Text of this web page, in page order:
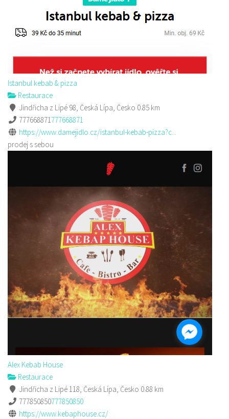
Istanbul kebab & pizza
Restaurace
Jindřicha z Lipé 98, Česká Lípa, Česko 0.85 km
777668871777668871
https://www.damejidlo.cz/istanbul-kebab-pizza?c...
prodej s sebou
Alex Kebab House
Restaurace
Jindřicha z Lipé 118, Česká Lípa, Česko 0.88 km
777850850777850850
https://www.kebaphouse.cz/